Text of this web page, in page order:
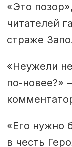
«Это
читателей
страже
«Неужели
по-новее?»
«Его нужно
в честь